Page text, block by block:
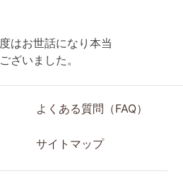
はお世話になり本当
ざいました。
よくある質問（FAQ）
サイトマップ